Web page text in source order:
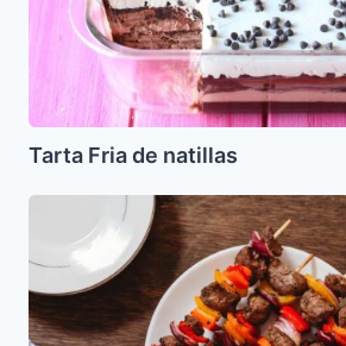
Tarta Fria de natillas
Kebab
(Carne
en
Chuzos)